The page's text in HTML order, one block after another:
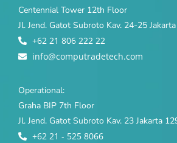
Centennial Tower 12th Floor
Jl. Jend. Gatot Subroto Kav. 24-25
+62 21 806 222 22
info@computradetech.com
Operational:
Graha BIP 7th Floor
Jl. Jend. Gatot Subroto Kav. 23 Jakarta
+62 21 - 525 8066